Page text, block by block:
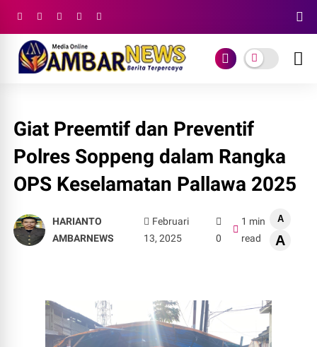
Giat Preemtif dan Preventif
Polres Soppeng dalam Rangka
OPS Keselamatan Pallawa 2025
HARIANTO
AMBARNEWS
Februari
13, 2025
0
1 min
read
A
A